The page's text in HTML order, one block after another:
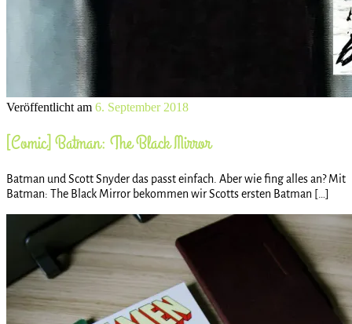
Veröffentlicht am 6. September 2018
[Comic] Batman: The Black Mirror
Batman und Scott Snyder das passt einfach. Aber wie fing alles an? Mit
Batman: The Black Mirror bekommen wir Scotts ersten Batman […]